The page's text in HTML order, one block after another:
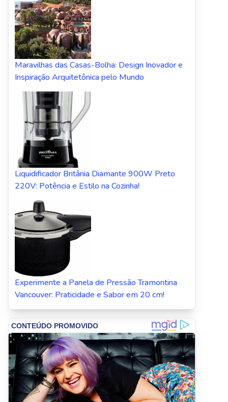
Maravilhas das Casas-Bolha: Design Inovador e
Inspiração Arquitetônica pelo Mundo
Liquidificador Britânia Diamante 900W Preto
220V: Potência e Estilo na Cozinha!
Experimente a Panela de Pressão Tramontina
Vancouver: Praticidade e Sabor em 20 cm!